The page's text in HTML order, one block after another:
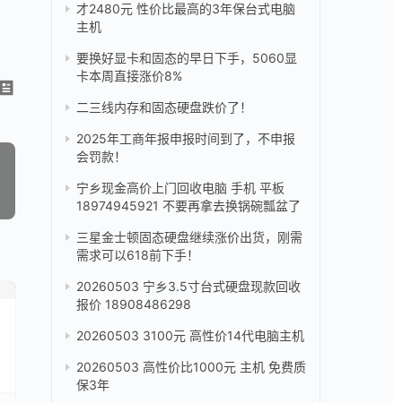
才2480元 性价比最高的3年保台式电脑
主机
要换好显卡和固态的早日下手，5060显
卡本周直接涨价8%
二三线内存和固态硬盘跌价了！
2025年工商年报申报时间到了，不申报
会罚款！
宁乡现金高价上门回收电脑 手机 平板
18974945921 不要再拿去换锅碗瓢盆了
三星金士顿固态硬盘继续涨价出货，刚需
需求可以618前下手！
20260503 宁乡3.5寸台式硬盘现款回收
报价 18908486298
20260503 3100元 高性价14代电脑主机
20260503 高性价比1000元 主机 免费质
保3年